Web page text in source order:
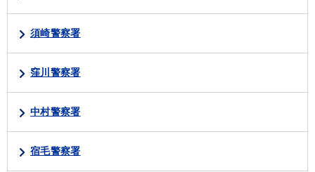
須崎警察署
窪川警察署
中村警察署
宿毛警察署